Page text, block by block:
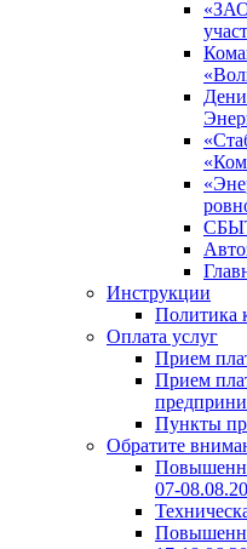
Инструкции
Политика
Оплата услуг
Прием
Прием
Пункты
Обратите
07-